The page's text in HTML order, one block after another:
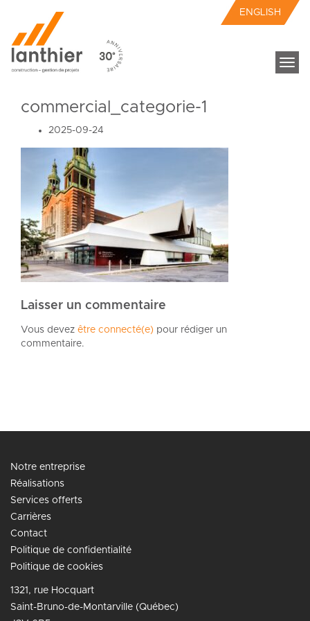
ENGLISH
commercial_categorie-1
2025-09-24
Laisser un commentaire
Vous devez être connecté(e) pour rédiger un
commentaire.
Notre entreprise
Réalisations
Services offerts
Carrières
Contact
Politique de confidentialité
Politique de cookies
1321, rue Hocquart
Saint-Bruno-de-Montarville (Québec)